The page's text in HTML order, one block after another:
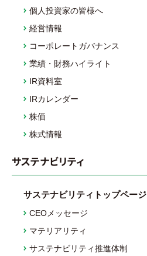
個人投資家の皆様へ
経営情報
コーポレートガバナンス
業績・財務ハイライト
IR資料室
IRカレンダー
株価
株式情報
サステナビリティ
サステナビリティトップページ
CEOメッセージ
マテリアリティ
サステナビリティ推進体制